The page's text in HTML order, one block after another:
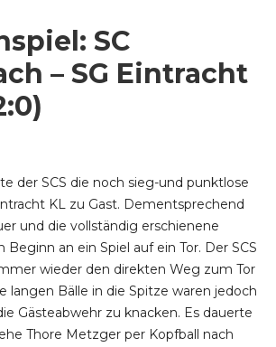
SC
– SG Eintracht
der SCS die noch sieg-und punktlose
KL zu Gast. Dementsprechend
und die vollständig erschienene
Beginn an ein Spiel auf ein Tor. Der SCS
wieder den direkten Weg zum Tor
langen Bälle in die Spitze waren jedoch
Gästeabwehr zu knacken. Es dauerte
Thore Metzger per Kopfball nach